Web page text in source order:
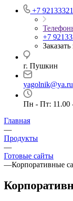
+7
+7
г. Пушкин
yagolnik@ya.ru
Пн - Пт: 11.00
Главная
—
Продукты
—
Готовые сайты
—Корпоративные